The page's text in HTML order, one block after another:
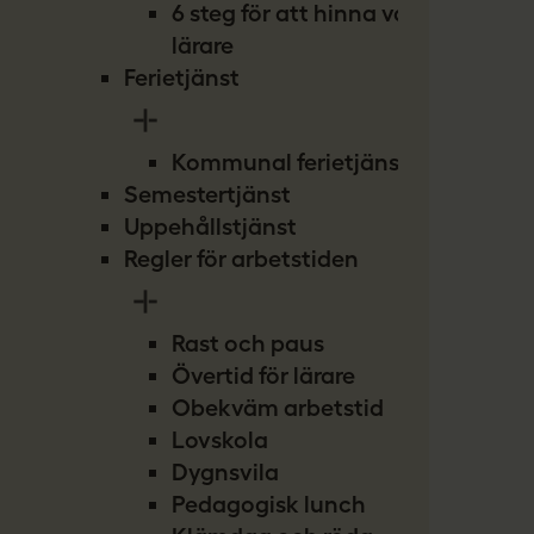
6 steg för att hinna vara
lärare
Ferietjänst
Kommunal ferietjänst
Semestertjänst
Uppehållstjänst
Regler för arbetstiden
Rast och paus
Övertid för lärare
Obekväm arbetstid
Lovskola
Dygnsvila
Pedagogisk lunch